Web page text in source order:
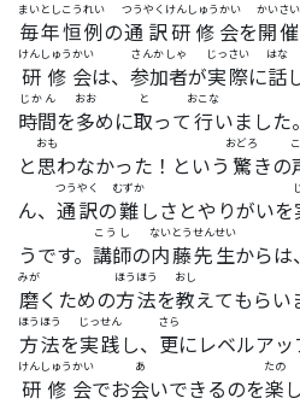
毎年恒例
まいとしこうれい
の通訳研修会
つうやくけんしゅうかい
を開催
かいさい
研修会
けんしゅうかい
は、 参加者
さんかしゃ
が実際
じっさい
に話
はな
時間
じかん
を多
おお
めに取
と
って行
おこな
いました
と思
おも
わなかった！という 驚
おどろ
きの
ん、 通訳
つうやく
の難
むずか
しさとやりがいを
うです。 講師
こうし
の内藤先生
ないとうせんせい
からは、
磨
みが
くための方法
ほうほう
を教
おし
えてもらい
方法
ほうほう
を実践
じっせん
し、 更
さら
にレベルアッ
研修会
けんしゅうかい
でお会
あ
いできるのを楽
たの